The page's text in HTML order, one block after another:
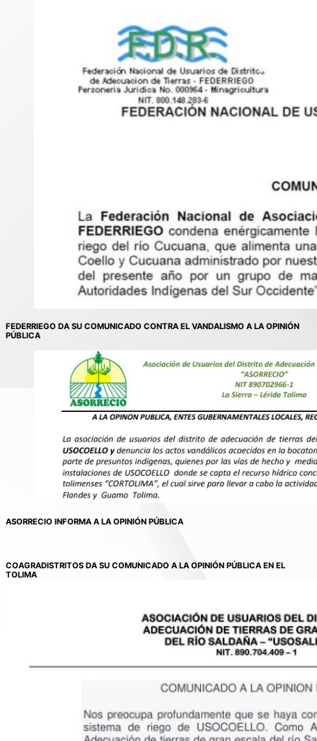
FEDERRIEGO DA SU COMUNICADO CONTRA EL VANDALISMO A LA OPINIÓN
PÚBLICA
ASORRECIO INFORMA A LA OPINIÓN PÚBLICA
COAGRADISTRITOS DA SU COMUNICADO A LA OPINIÓN PÚBLICA EN EL
TOLIMA